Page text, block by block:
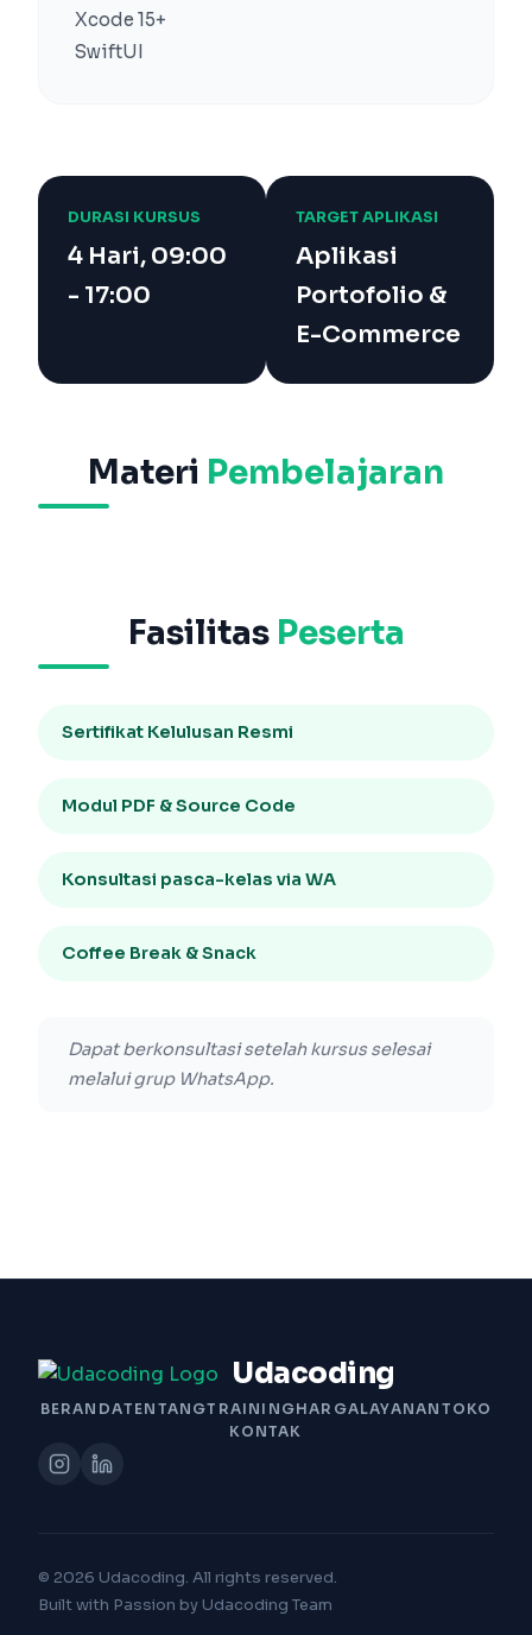
Xcode 15+
SwiftUI
DURASI KURSUS
4 Hari, 09:00
- 17:00
TARGET APLIKASI
Aplikasi
Portofolio &
E-Commerce
Materi Pembelajaran
Fasilitas Peserta
Sertifikat Kelulusan Resmi
Modul PDF & Source Code
Konsultasi pasca-kelas via WA
Coffee Break & Snack
Dapat berkonsultasi setelah kursus selesai
melalui grup WhatsApp.
Udacoding
BERANDATENTANGTRAININGHARGALAYANAN TOKO
KONTAK
© 2026 Udacoding. All rights reserved.
Built with Passion by Udacoding Team